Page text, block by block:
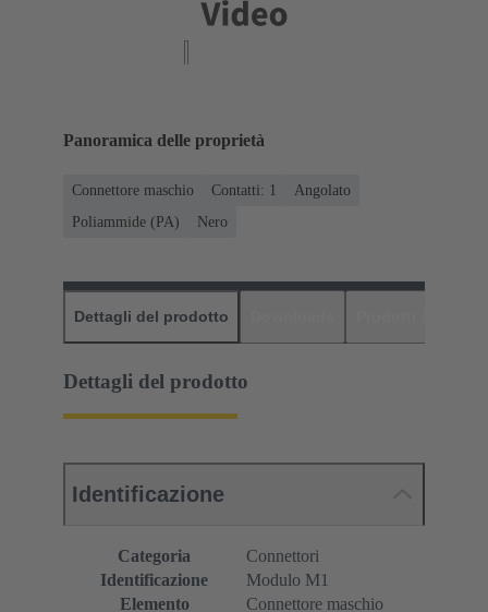
Panoramica delle proprietà
Connettore maschio Contatti: 1
Angolato
Poliammide (PA)
Nero
Dettagli del prodotto
Dettagli del prodotto
Identificazione
Categoria
Connettori
Identificazione
Modulo M1
Elemento
Connettore maschio